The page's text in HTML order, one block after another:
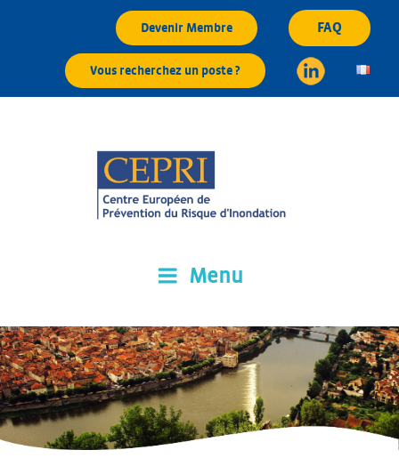
Devenir Membre FAQ
Vous recherchez un poste ?
Menu